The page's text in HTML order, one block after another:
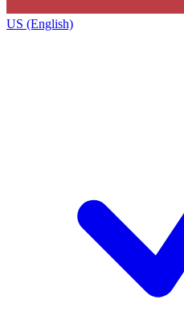
US (English)